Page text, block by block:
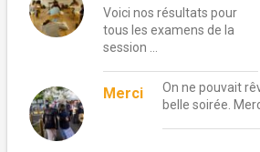
Voici nos résultats pour
tous les examens de la
session …
Merci
On ne pouvait
belle soirée.